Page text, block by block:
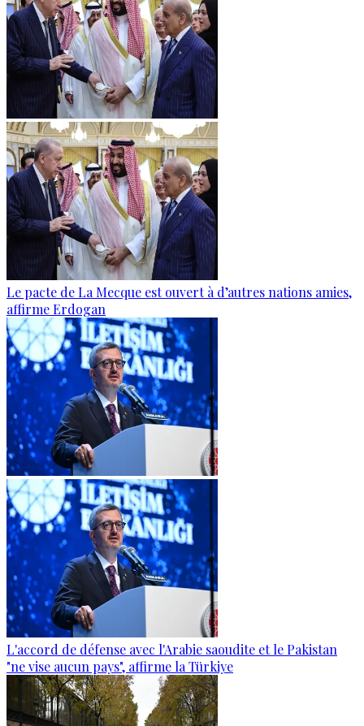
Le pacte de La Mecque est ouvert à d’autres nations amies,
affirme Erdogan
L'accord de défense avec l'Arabie saoudite et le Pakistan
"ne vise aucun pays", affirme la Türkiye